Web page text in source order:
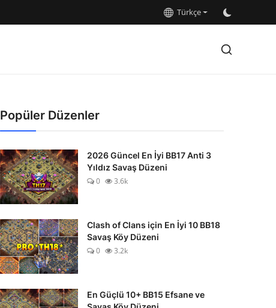
Türkçe
Popüler Düzenler
2026 Güncel En İyi BB17 Anti 3
Yıldız Savaş Düzeni
0
3.6k
Clash of Clans için En İyi 10 BB18
Savaş Köy Düzeni
0
3.2k
En Güçlü 10+ BB15 Efsane ve